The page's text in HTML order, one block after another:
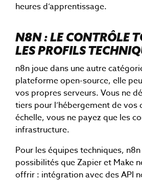
heures d’apprentissage.
N8N : LE CONTRÔLE
LES PROFILS
n8n joue dans une autre
plateforme open-source, elle
vos propres serveurs. Vous ne
tiers pour l’hébergement de vos
échelle, vous ne payez que les
infrastructure.
Pour les équipes techniques,
possibilités que Zapier et Make
offrir : intégration avec des API